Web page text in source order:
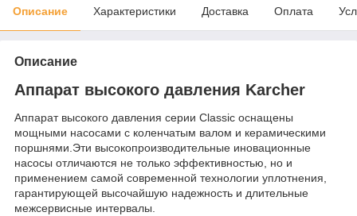
Описание Характеристики Доставка Оплата
Описание
Аппарат высокого давления Karcher
Аппарат высокого давления серии Classic оснащены
мощными насосами с коленчатым валом и керамическими
поршнями.Эти высокопроизводительные иновационные
насосы отличаются не только эффективностью, но и
применением самой современной технологии уплотнения,
гарантирующей высочайшую надежность и длительные
межсервисные интервалы.